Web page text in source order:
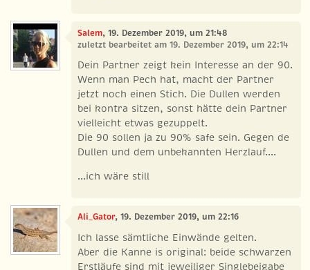
Salem, 19. Dezember 2019, um 21:48
zuletzt bearbeitet am 19. Dezember 2019, um 22:14
Dein Partner zeigt kein Interesse an der 90.
Wenn man Pech hat, macht der Partner
jetzt noch einen Stich. Die Dullen werden
bei kontra sitzen, sonst hätte dein Partner
vielleicht etwas gezuppelt.
Die 90 sollen ja zu 90% safe sein. Gegen de
Dullen und dem unbekannten Herzlauf....
...ich wäre still
Ali_Gator, 19. Dezember 2019, um 22:16
Ich lasse sämtliche Einwände gelten.
Aber die Kanne is original: beide schwarzen
Erstläufe sind mit jeweiliger Singlebeigabe